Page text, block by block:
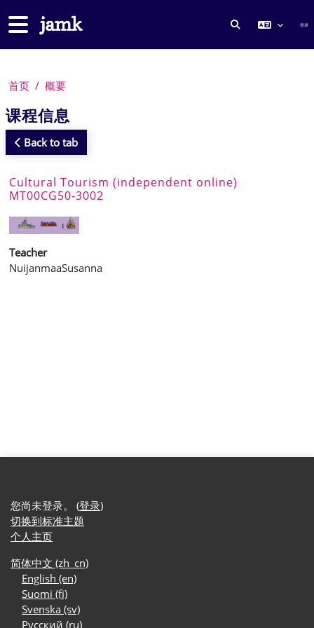
停靠面板
切换搜索输入 登录
首页 概要
课程信息
Back to tab
Cultural Tourism (independent online)
MT00CG50-3002
Teacher
NuijanmaaSusanna
您尚未登录。 (登录)
切换到标准主题
个人主页
简体中文 ‎(zh_cn)‎
English ‎(en)‎
Suomi ‎(fi)‎
Svenska ‎(sv)‎
Русский ‎(ru)‎